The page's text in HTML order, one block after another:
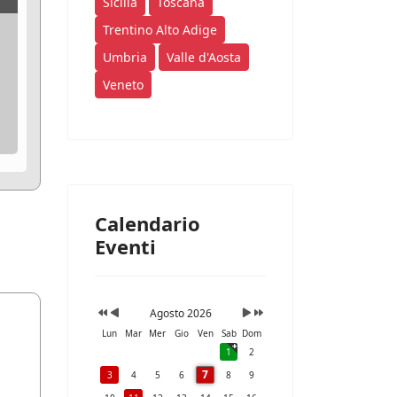
Trentino Alto Adige
Umbria
Valle d'Aosta
Veneto
Calendario
Eventi
Agosto 2026
Lun Mar Mer Gio Ven Sab Dom
1
2
3
4 5 6 7 8
9